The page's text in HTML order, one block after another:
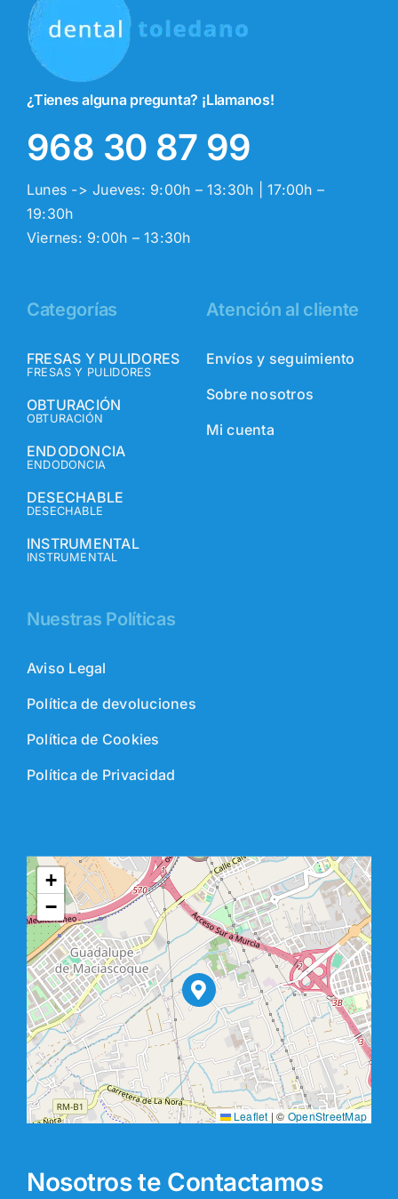
¿Tienes alguna pregunta? ¡Llamanos!
968 30 87 99
Lunes -> Jueves: 9:00h – 13:30h | 17:00h –
19:30h
Viernes: 9:00h – 13:30h
Categorías
FRESAS Y PULIDORES
FRESAS Y PULIDORES
OBTURACIÓN
OBTURACIÓN
ENDODONCIA
ENDODONCIA
DESECHABLE
DESECHABLE
INSTRUMENTAL
INSTRUMENTAL
Atención al cliente
Envíos y seguimiento
Sobre nosotros
Mi cuenta
Nuestras Políticas
Aviso Legal
Política de devoluciones
Política de Cookies
Política de Privacidad
+
−
Leaflet |©OpenStreetMap
Nosotros te Contactamos